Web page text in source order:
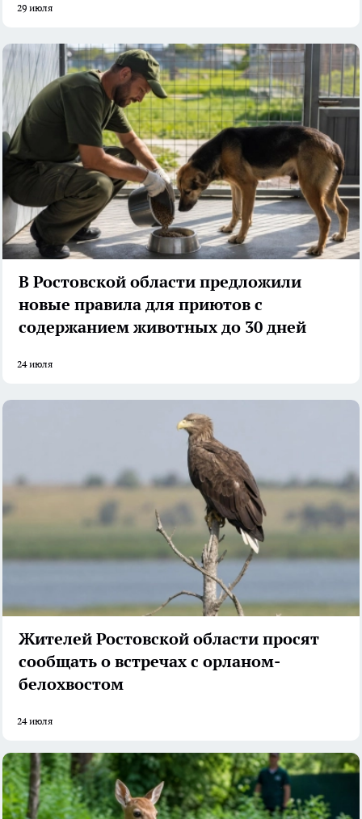
29 июля
В Ростовской области предложили
новые правила для приютов с
содержанием животных до 30 дней
24 июля
Жителей Ростовской области просят
сообщать о встречах с орланом-
белохвостом
24 июля